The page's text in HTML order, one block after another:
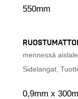
550mm
mennessä
Sidelangat,
0,9mm x